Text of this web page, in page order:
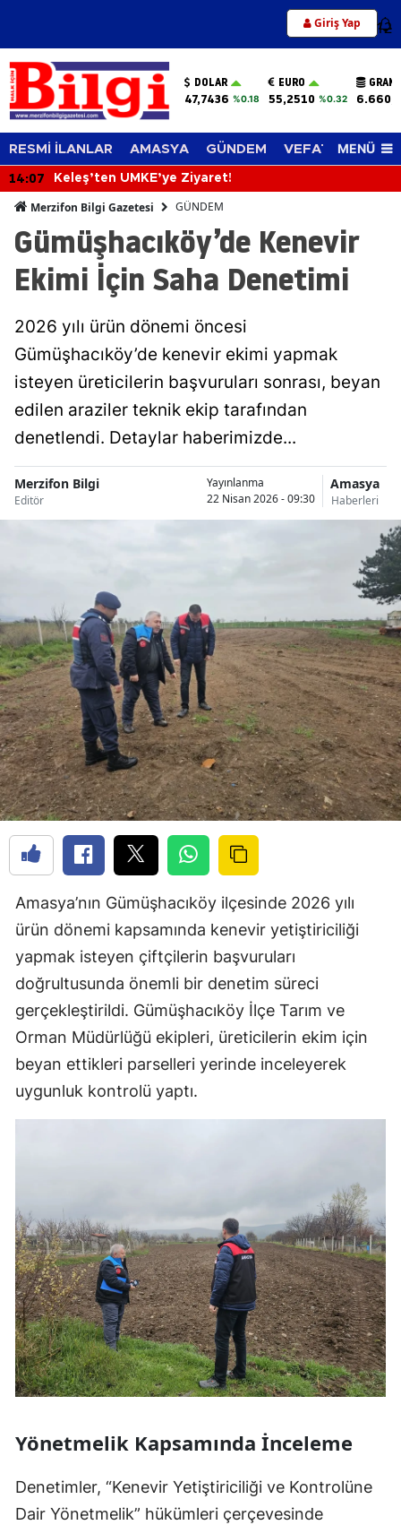
Giriş Yap 12
DOLAR
47,7436 %0.18
EURO
55,2510 %0.32
RESMİ İLANLAR AMASYA GÜNDEM VEFAT EDENLER
MENÜ
14:07 Keleş’ten UMKE’ye Ziyaret!
Merzifon Bilgi Gazetesi GÜNDEM
Gümüşhacıköy’de Kenevir
Ekimi İçin Saha Denetimi
2026 yılı ürün dönemi öncesi
Gümüşhacıköy’de kenevir ekimi yapmak
isteyen üreticilerin başvuruları sonrası, beyan
edilen araziler teknik ekip tarafından
denetlendi. Detaylar haberimizde...
Merzifon Bilgi
Editör
Yayınlanma
22 Nisan 2026 - 09:30
Amasya
Haberleri
Amasya’nın Gümüşhacıköy ilçesinde 2026 yılı
ürün dönemi kapsamında kenevir yetiştiriciliği
yapmak isteyen çiftçilerin başvuruları
doğrultusunda önemli bir denetim süreci
gerçekleştirildi. Gümüşhacıköy İlçe Tarım ve
Orman Müdürlüğü ekipleri, üreticilerin ekim için
beyan ettikleri parselleri yerinde inceleyerek
uygunluk kontrolü yaptı.
Yönetmelik Kapsamında İnceleme
Denetimler, “Kenevir Yetiştiriciliği ve Kontrolüne
Dair Yönetmelik” hükümleri çerçevesinde